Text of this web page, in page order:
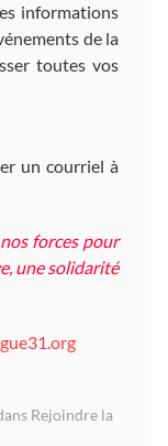
informations
de la
toutes vos
un courriel à
forces pour
une solidarité
Rejoindre la